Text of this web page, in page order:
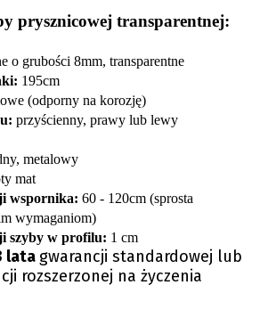
prysznicowej transparentnej:
o grubości 8mm, transparentne
195cm
(odporny na korozję)
przyścienny, prawy lub lewy
metalowy
mat
wspornika: 60 - 120cm (sprosta
wymaganiom)
szyby w profilu: 1 cm
lata gwarancji standardowej lub
rozszerzonej na życzenia